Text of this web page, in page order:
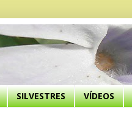
SILVESTRES VÍDEOS